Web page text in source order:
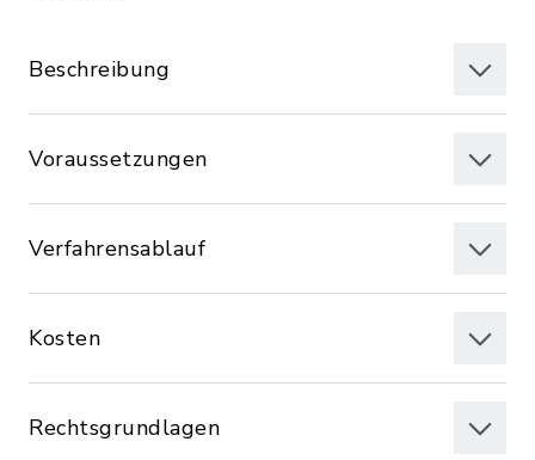
Beschreibung
Voraussetzungen
Verfahrensablauf
Kosten
Rechtsgrundlagen